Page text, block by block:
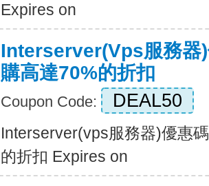
Expires on
Interserver(vps服務器
購高達70%的折扣
Coupon Code: DEAL50
Interserver(vps服務器)優惠
的折扣 Expires on